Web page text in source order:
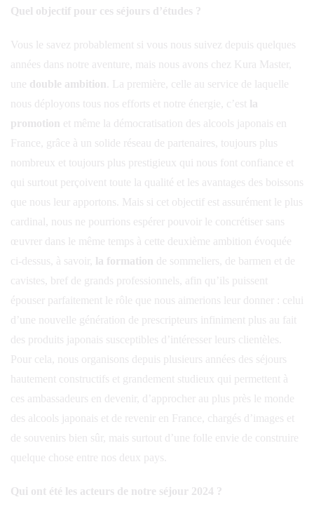
Quel objectif pour ces séjours d’études ?
Vous le savez probablement si vous nous suivez depuis quelques
années dans notre aventure, mais nous avons chez Kura Master,
une double ambition . La première, celle au service de laquelle
nous déployons tous nos efforts et notre énergie, c’est la
promotion et même la démocratisation des alcools japonais en
France, grâce à un solide réseau de partenaires, toujours plus
nombreux et toujours plus prestigieux qui nous font confiance et
qui surtout perçoivent toute la qualité et les avantages des boissons
que nous leur apportons. Mais si cet objectif est assurément le plus
cardinal, nous ne pourrions espérer pouvoir le concrétiser sans
œuvrer dans le même temps à cette deuxième ambition évoquée
ci-dessus, à savoir, la formation de sommeliers, de barmen et de
cavistes, bref de grands professionnels, afin qu’ils puissent
épouser parfaitement le rôle que nous aimerions leur donner : celui
d’une nouvelle génération de prescripteurs infiniment plus au fait
des produits japonais susceptibles d’intéresser leurs clientèles.
Pour cela, nous organisons depuis plusieurs années des séjours
hautement constructifs et grandement studieux qui permettent à
ces ambassadeurs en devenir, d’approcher au plus près le monde
des alcools japonais et de revenir en France, chargés d’images et
de souvenirs bien sûr, mais surtout d’une folle envie de construire
quelque chose entre nos deux pays.
Qui ont été les acteurs de notre séjour 2024 ?